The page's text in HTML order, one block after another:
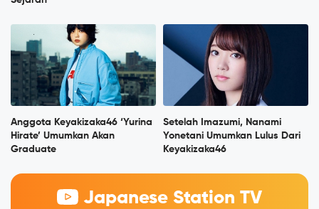
Anggota Keyakizaka46 ‘Yurina
Hirate’ Umumkan Akan
Graduate
Setelah Imazumi, Nanami
Yonetani Umumkan Lulus Dari
Keyakizaka46
Japanese Station TV